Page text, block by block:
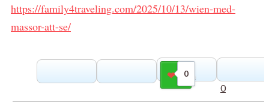
https://family4traveling.com/2025/10/13/wien-med-
massor-att-se/
0
Gilla
0